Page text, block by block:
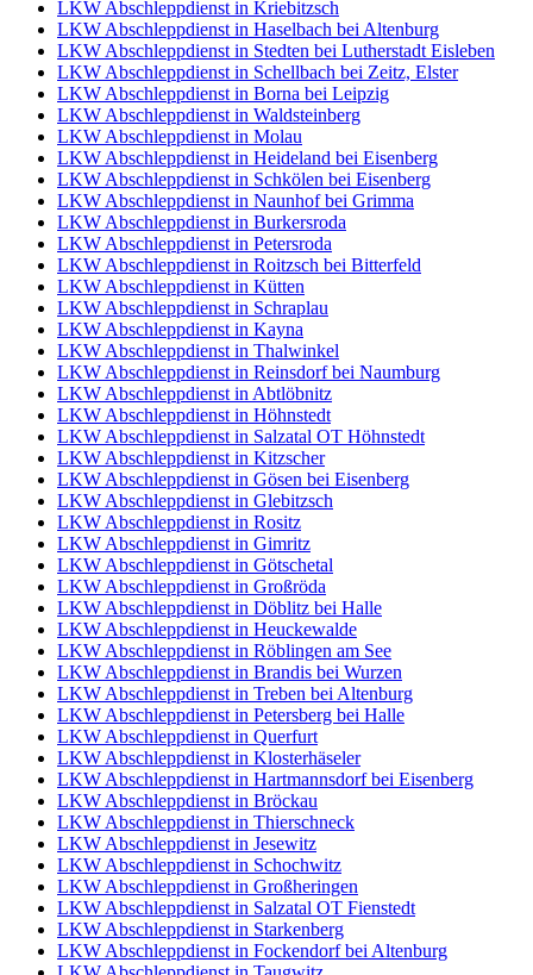
LKW Abschleppdienst in Kriebitzsch
LKW Abschleppdienst in Haselbach bei Altenburg
LKW Abschleppdienst in Stedten bei Lutherstadt Eisleben
LKW Abschleppdienst in Schellbach bei Zeitz, Elster
LKW Abschleppdienst in Borna bei Leipzig
LKW Abschleppdienst in Waldsteinberg
LKW Abschleppdienst in Molau
LKW Abschleppdienst in Heideland bei Eisenberg
LKW Abschleppdienst in Schkölen bei Eisenberg
LKW Abschleppdienst in Naunhof bei Grimma
LKW Abschleppdienst in Burkersroda
LKW Abschleppdienst in Petersroda
LKW Abschleppdienst in Roitzsch bei Bitterfeld
LKW Abschleppdienst in Kütten
LKW Abschleppdienst in Schraplau
LKW Abschleppdienst in Kayna
LKW Abschleppdienst in Thalwinkel
LKW Abschleppdienst in Reinsdorf bei Naumburg
LKW Abschleppdienst in Abtlöbnitz
LKW Abschleppdienst in Höhnstedt
LKW Abschleppdienst in Salzatal OT Höhnstedt
LKW Abschleppdienst in Kitzscher
LKW Abschleppdienst in Gösen bei Eisenberg
LKW Abschleppdienst in Glebitzsch
LKW Abschleppdienst in Rositz
LKW Abschleppdienst in Gimritz
LKW Abschleppdienst in Götschetal
LKW Abschleppdienst in Großröda
LKW Abschleppdienst in Döblitz bei Halle
LKW Abschleppdienst in Heuckewalde
LKW Abschleppdienst in Röblingen am See
LKW Abschleppdienst in Brandis bei Wurzen
LKW Abschleppdienst in Treben bei Altenburg
LKW Abschleppdienst in Petersberg bei Halle
LKW Abschleppdienst in Querfurt
LKW Abschleppdienst in Klosterhäseler
LKW Abschleppdienst in Hartmannsdorf bei Eisenberg
LKW Abschleppdienst in Bröckau
LKW Abschleppdienst in Thierschneck
LKW Abschleppdienst in Jesewitz
LKW Abschleppdienst in Schochwitz
LKW Abschleppdienst in Großheringen
LKW Abschleppdienst in Salzatal OT Fienstedt
LKW Abschleppdienst in Starkenberg
LKW Abschleppdienst in Fockendorf bei Altenburg